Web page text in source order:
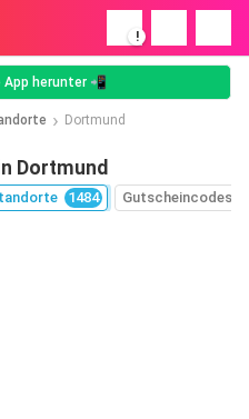
!
App herunter 📲
Dortmund
Dortmund
1484 Gutscheincodes